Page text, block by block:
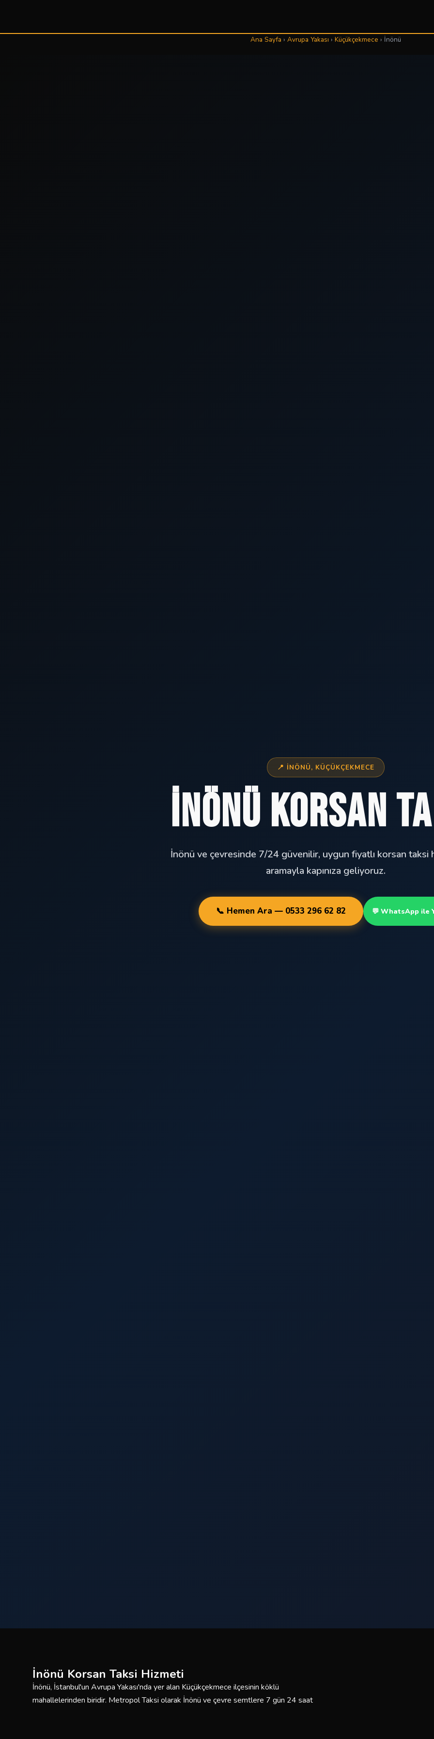
Ana Sayfa › Avrupa Yakası › Küçükçekmece › İnönü
📍 İNÖNÜ, KÜÇÜKÇEKMECE
İnönü Korsan
İnönü ve çevresinde 7/24 güvenilir, uygun fiyatlı korsan taksi
aramayla kapınıza geliyoruz.
📞 Hemen Ara — 0533 296 62 82 💬 WhatsApp ile
İnönü Korsan Taksi Hizmeti
İnönü, İstanbul'un Avrupa Yakası'nda yer alan Küçükçekmece ilçesinin köklü
mahallelerinden biridir. Metropol Taksi olarak İnönü ve çevre semtlere 7 gün 24 saat